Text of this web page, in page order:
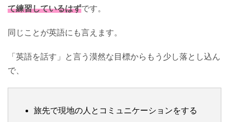
て練習しているはずです。
同じことが英語にも言えます。
「英語を話す」と言う漠然な目標からもう少し落とし込ん
で、
旅先で現地の人とコミュニケーションをする